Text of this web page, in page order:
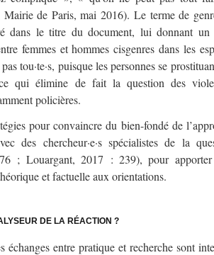
de Paris, mai 2016). Le terme de
dans le titre du document, lui donnant un
femmes et hommes cisgenres dans les
tou·te·s, puisque les personnes se
qui élimine de fait la question des
policières.
pour convaincre du bien-fondé de
des chercheur·e·s spécialistes de la
; Louargant, 2017 : 239), pour
et factuelle aux orientations.
DE LA RÉACTION ?
échanges entre pratique et recherche sont